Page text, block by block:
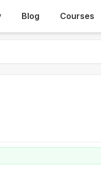
Blog Courses